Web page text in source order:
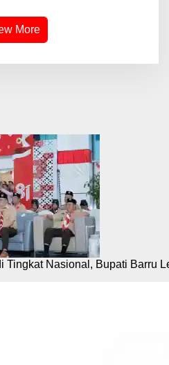
More
Tingkat Nasional, Bupati Barru